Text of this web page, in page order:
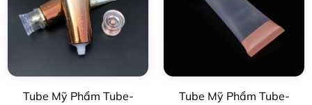
Tube Mỹ Phẩm Tube-
Tube Mỹ Phẩm Tube-